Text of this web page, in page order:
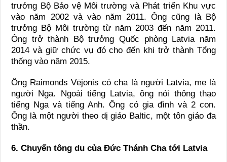
trưởng Bộ Bảo vệ Môi trường và Phát triển Khu vực
vào năm 2002 và vào năm 2011. Ông cũng là Bộ
trưởng Bộ Môi trường từ năm 2003 đến năm 2011.
Ông trở thành Bộ trưởng Quốc phòng Latvia năm
2014 và giữ chức vụ đó cho đến khi trở thành Tổng
thống vào năm 2015.
Ông Raimonds Vējonis có cha là người Latvia, mẹ là
người Nga. Ngoài tiếng Latvia, ông nói thông thạo
tiếng Nga và tiếng Anh. Ông có gia đình và 2 con.
Ông là một người theo dị giáo Baltic, một tôn giáo đa
thần.
6. Chuyến tông du của Đức Thánh Cha tới Latvia